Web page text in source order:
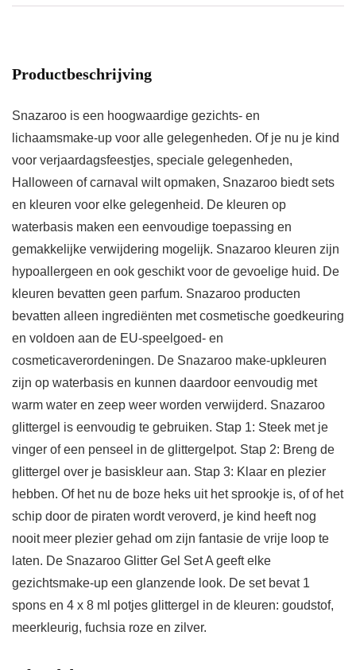
Productbeschrijving
Snazaroo is een hoogwaardige gezichts- en
lichaamsmake-up voor alle gelegenheden. Of je nu je kind
voor verjaardagsfeestjes, speciale gelegenheden,
Halloween of carnaval wilt opmaken, Snazaroo biedt sets
en kleuren voor elke gelegenheid. De kleuren op
waterbasis maken een eenvoudige toepassing en
gemakkelijke verwijdering mogelijk. Snazaroo kleuren zijn
hypoallergeen en ook geschikt voor de gevoelige huid. De
kleuren bevatten geen parfum. Snazaroo producten
bevatten alleen ingrediënten met cosmetische goedkeuring
en voldoen aan de EU-speelgoed- en
cosmeticaverordeningen. De Snazaroo make-upkleuren
zijn op waterbasis en kunnen daardoor eenvoudig met
warm water en zeep weer worden verwijderd. Snazaroo
glittergel is eenvoudig te gebruiken. Stap 1: Steek met je
vinger of een penseel in de glittergelpot. Stap 2: Breng de
glittergel over je basiskleur aan. Stap 3: Klaar en plezier
hebben. Of het nu de boze heks uit het sprookje is, of of het
schip door de piraten wordt veroverd, je kind heeft nog
nooit meer plezier gehad om zijn fantasie de vrije loop te
laten. De Snazaroo Glitter Gel Set A geeft elke
gezichtsmake-up een glanzende look. De set bevat 1
spons en 4 x 8 ml potjes glittergel in de kleuren: goudstof,
meerkleurig, fuchsia roze en zilver.